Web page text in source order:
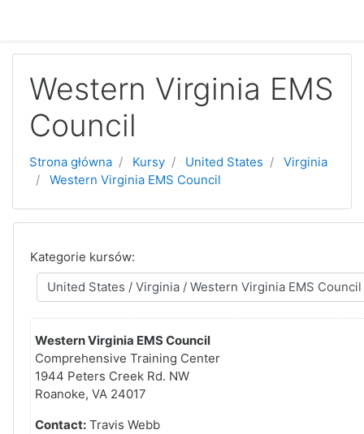
Western Virginia EMS
Council
Strona główna Kursy United States
Virginia
Western Virginia EMS Council
Kategorie kursów:
Western Virginia EMS Council
Comprehensive Training Center
1944 Peters Creek Rd. NW
Roanoke, VA 24017
Contact: Travis Webb